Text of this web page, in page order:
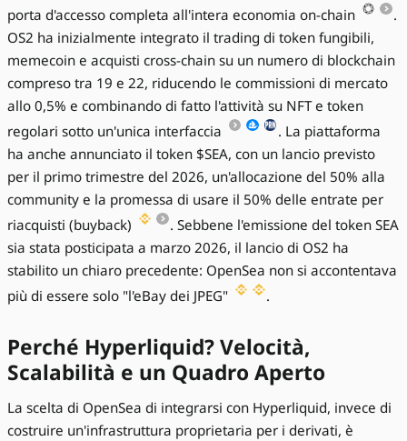
porta d'accesso completa all'intera economia on-chain
.
OS2 ha inizialmente integrato il trading di token fungibili,
memecoin e acquisti cross-chain su un numero di blockchain
compreso tra 19 e 22, riducendo le commissioni di mercato
allo 0,5% e combinando di fatto l'attività su NFT e token
regolari sotto un'unica interfaccia
. La piattaforma
ha anche annunciato il token $SEA, con un lancio previsto
per il primo trimestre del 2026, un'allocazione del 50% alla
community e la promessa di usare il 50% delle entrate per
riacquisti (buyback)
. Sebbene l'emissione del token SEA
sia stata posticipata a marzo 2026, il lancio di OS2 ha
stabilito un chiaro precedente: OpenSea non si accontentava
più di essere solo "l'eBay dei JPEG"
.
Perché Hyperliquid? Velocità,
Scalabilità e un Quadro Aperto
La scelta di OpenSea di integrarsi con Hyperliquid, invece di
costruire un'infrastruttura proprietaria per i derivati, è